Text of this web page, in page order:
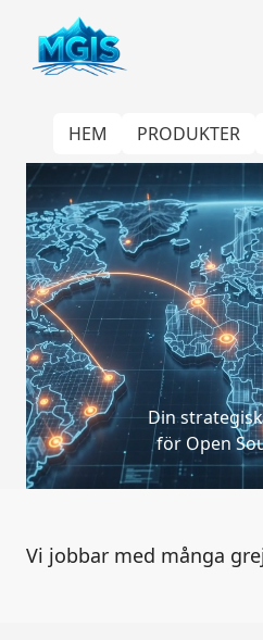
HEM PRODUKTER
Din
för Open
Vi jobbar med många